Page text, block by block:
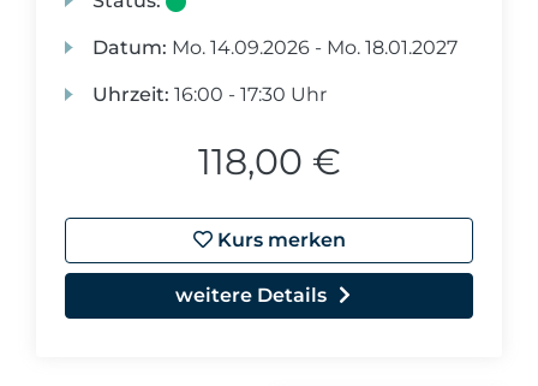
Datum: Mo. 14.09.2026 - Mo. 18.01.2027
Uhrzeit: 16:00 - 17:30 Uhr
118,00 €
Kurs merken
weitere Details